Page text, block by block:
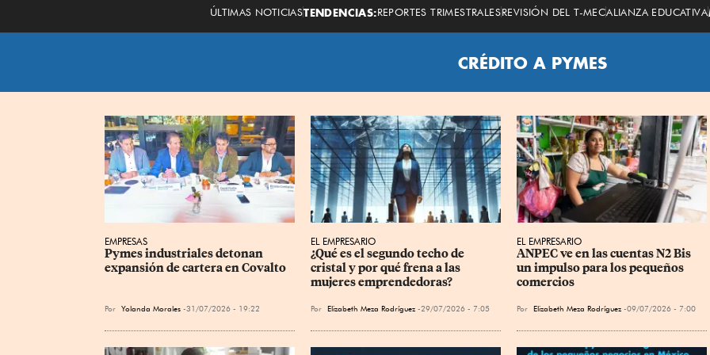
ÚLTIMAS NOTICIASTENDENCIAS:REPORTES TRIMESTRALESREVISIÓN DEL T-MECALIANZA EDUCATIVA
CRÉDITO A PYMES
EMPRESAS
Pymes industriales detonan
expansión de cartera en Covalto
Por Yolanda Morales 31/07/2026 - 19:22
EL EMPRESARIO
¿Qué es el segundo techo de
cristal y por qué frena a las
mujeres emprendedoras?
Por Elizabeth Meza Rodríguez 29/07/2026 - 7:05
EL EMPRESARIO
ANPEC ve en las cuentas N2 Bis
un impulso para los pequeños
comercios
Por Elizabeth Meza Rodríguez 09/07/2026 - 7:00